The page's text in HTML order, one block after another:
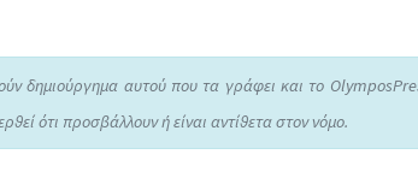
δημιούργημα αυτού που τα γράφει και το
ότι προσβάλλουν ή είναι αντίθετα στον νόμο.